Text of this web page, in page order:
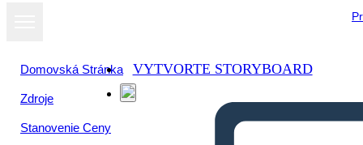
Domovská Stránka
Zdroje
Stanovenie Ceny
VYTVORTE STORYBOARD